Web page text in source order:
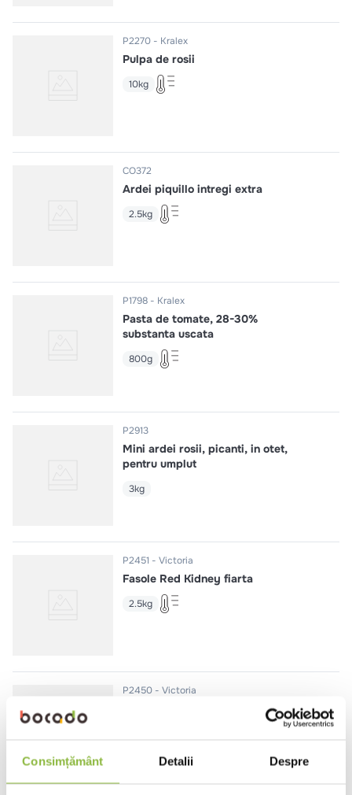
Consimțământ Detalii Despre
P2270 Kralex
Pulpa de rosii
10kg
CO372
Ardei piquillo intregi extra
2.5kg
P1798 Kralex
Pasta de tomate, 28-30%
substanta uscata
800g
P2913
Mini ardei rosii, picanti, in otet,
pentru umplut
3kg
P2451 Victoria
Fasole Red Kidney fiarta
2.5kg
P2450 Victoria